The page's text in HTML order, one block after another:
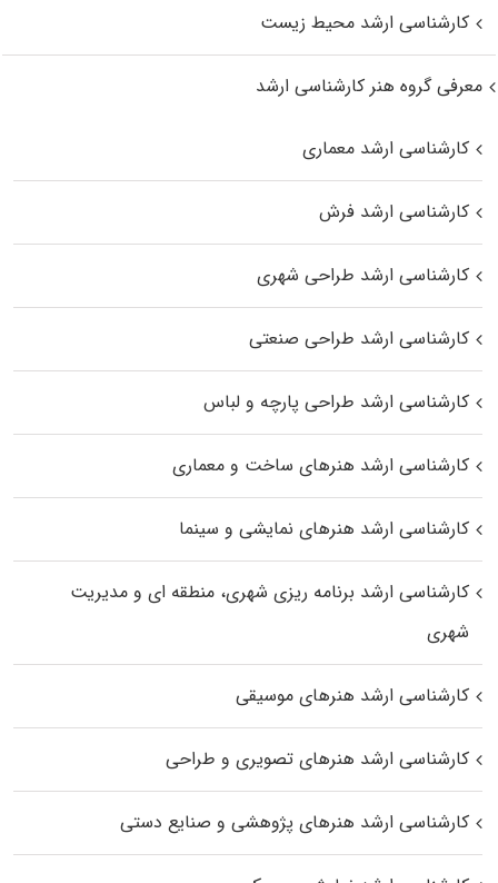
کارشناسی ارشد محیط زیست
معرفی گروه هنر کارشناسی ارشد
کارشناسی ارشد معماری
کارشناسی ارشد فرش
کارشناسی ارشد طراحی شهری
کارشناسی ارشد طراحی صنعتی
کارشناسی ارشد طراحی پارچه و لباس
کارشناسی ارشد هنرهای ساخت و معماری
کارشناسی ارشد هنرهای نمایشی و سینما
کارشناسی ارشد برنامه ریزی شهری، منطقه‌ ای و مدیریت
شهری
کارشناسی ارشد هنرهای موسیقی
کارشناسی ارشد هنرهای تصویری و طراحی
کارشناسی ارشد هنرهای پژوهشی و صنایع دستی